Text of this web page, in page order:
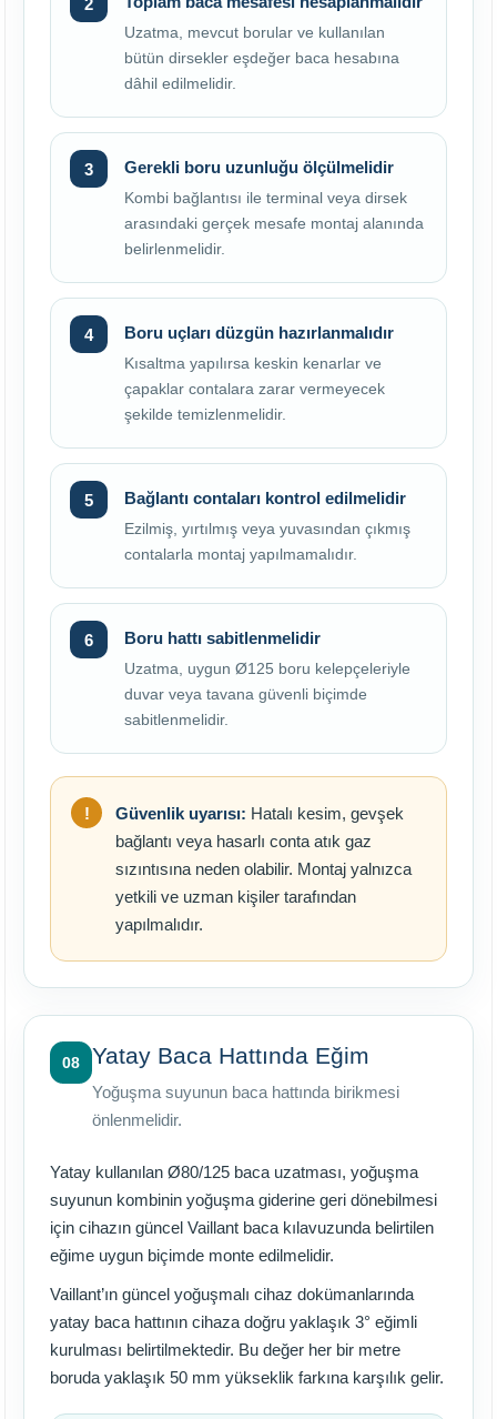
Uzatma, mevcut borular ve kullanılan
bütün dirsekler eşdeğer baca hesabına
dâhil edilmelidir.
Gerekli boru uzunluğu ölçülmelidir
Kombi bağlantısı ile terminal veya dirsek
arasındaki gerçek mesafe montaj alanında
belirlenmelidir.
Boru uçları düzgün hazırlanmalıdır
Kısaltma yapılırsa keskin kenarlar ve
çapaklar contalara zarar vermeyecek
şekilde temizlenmelidir.
Bağlantı contaları kontrol edilmelidir
Ezilmiş, yırtılmış veya yuvasından çıkmış
contalarla montaj yapılmamalıdır.
Boru hattı sabitlenmelidir
Uzatma, uygun Ø125 boru kelepçeleriyle
duvar veya tavana güvenli biçimde
sabitlenmelidir.
Güvenlik uyarısı: Hatalı kesim, gevşek
bağlantı veya hasarlı conta atık gaz
sızıntısına neden olabilir. Montaj yalnızca
yetkili ve uzman kişiler tarafından
yapılmalıdır.
08 Yatay Baca Hattında Eğim
Yoğuşma suyunun baca hattında birikmesi
önlenmelidir.
Yatay kullanılan Ø80/125 baca uzatması, yoğuşma
suyunun kombinin yoğuşma giderine geri dönebilmesi
için cihazın güncel Vaillant baca kılavuzunda belirtilen
eğime uygun biçimde monte edilmelidir.
Vaillant’ın güncel yoğuşmalı cihaz dokümanlarında
yatay baca hattının cihaza doğru yaklaşık 3° eğimli
kurulması belirtilmektedir. Bu değer her bir metre
boruda yaklaşık 50 mm yükseklik farkına karşılık gelir.